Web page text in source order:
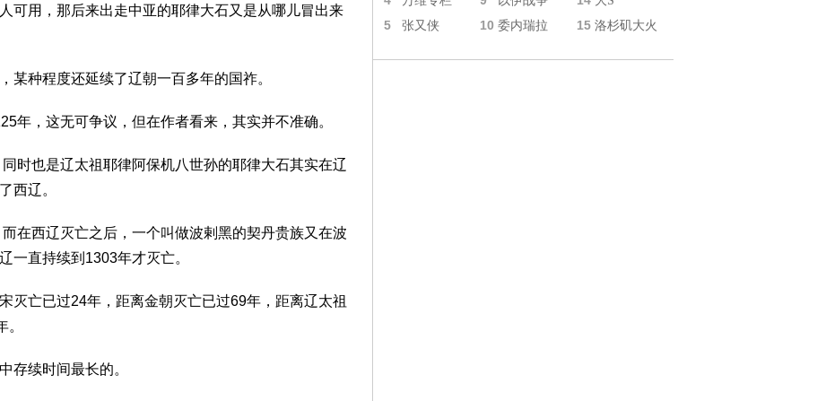
可用，那后来出走中亚的耶律大石又是从哪儿冒出来
某种程度还延续了辽朝一百多年的国祚。
年，这无可争议，但在作者看来，其实并不准确。
时也是辽太祖耶律阿保机八世孙的耶律大石其实在辽
西辽。
在西辽灭亡之后，一个叫做波剌黑的契丹贵族又在波
一直持续到1303年才灭亡。
灭亡已过24年，距离金朝灭亡已过69年，距离辽太祖
存续时间最长的。
5 张又侠 10 委内瑞拉 15 洛杉矶大火